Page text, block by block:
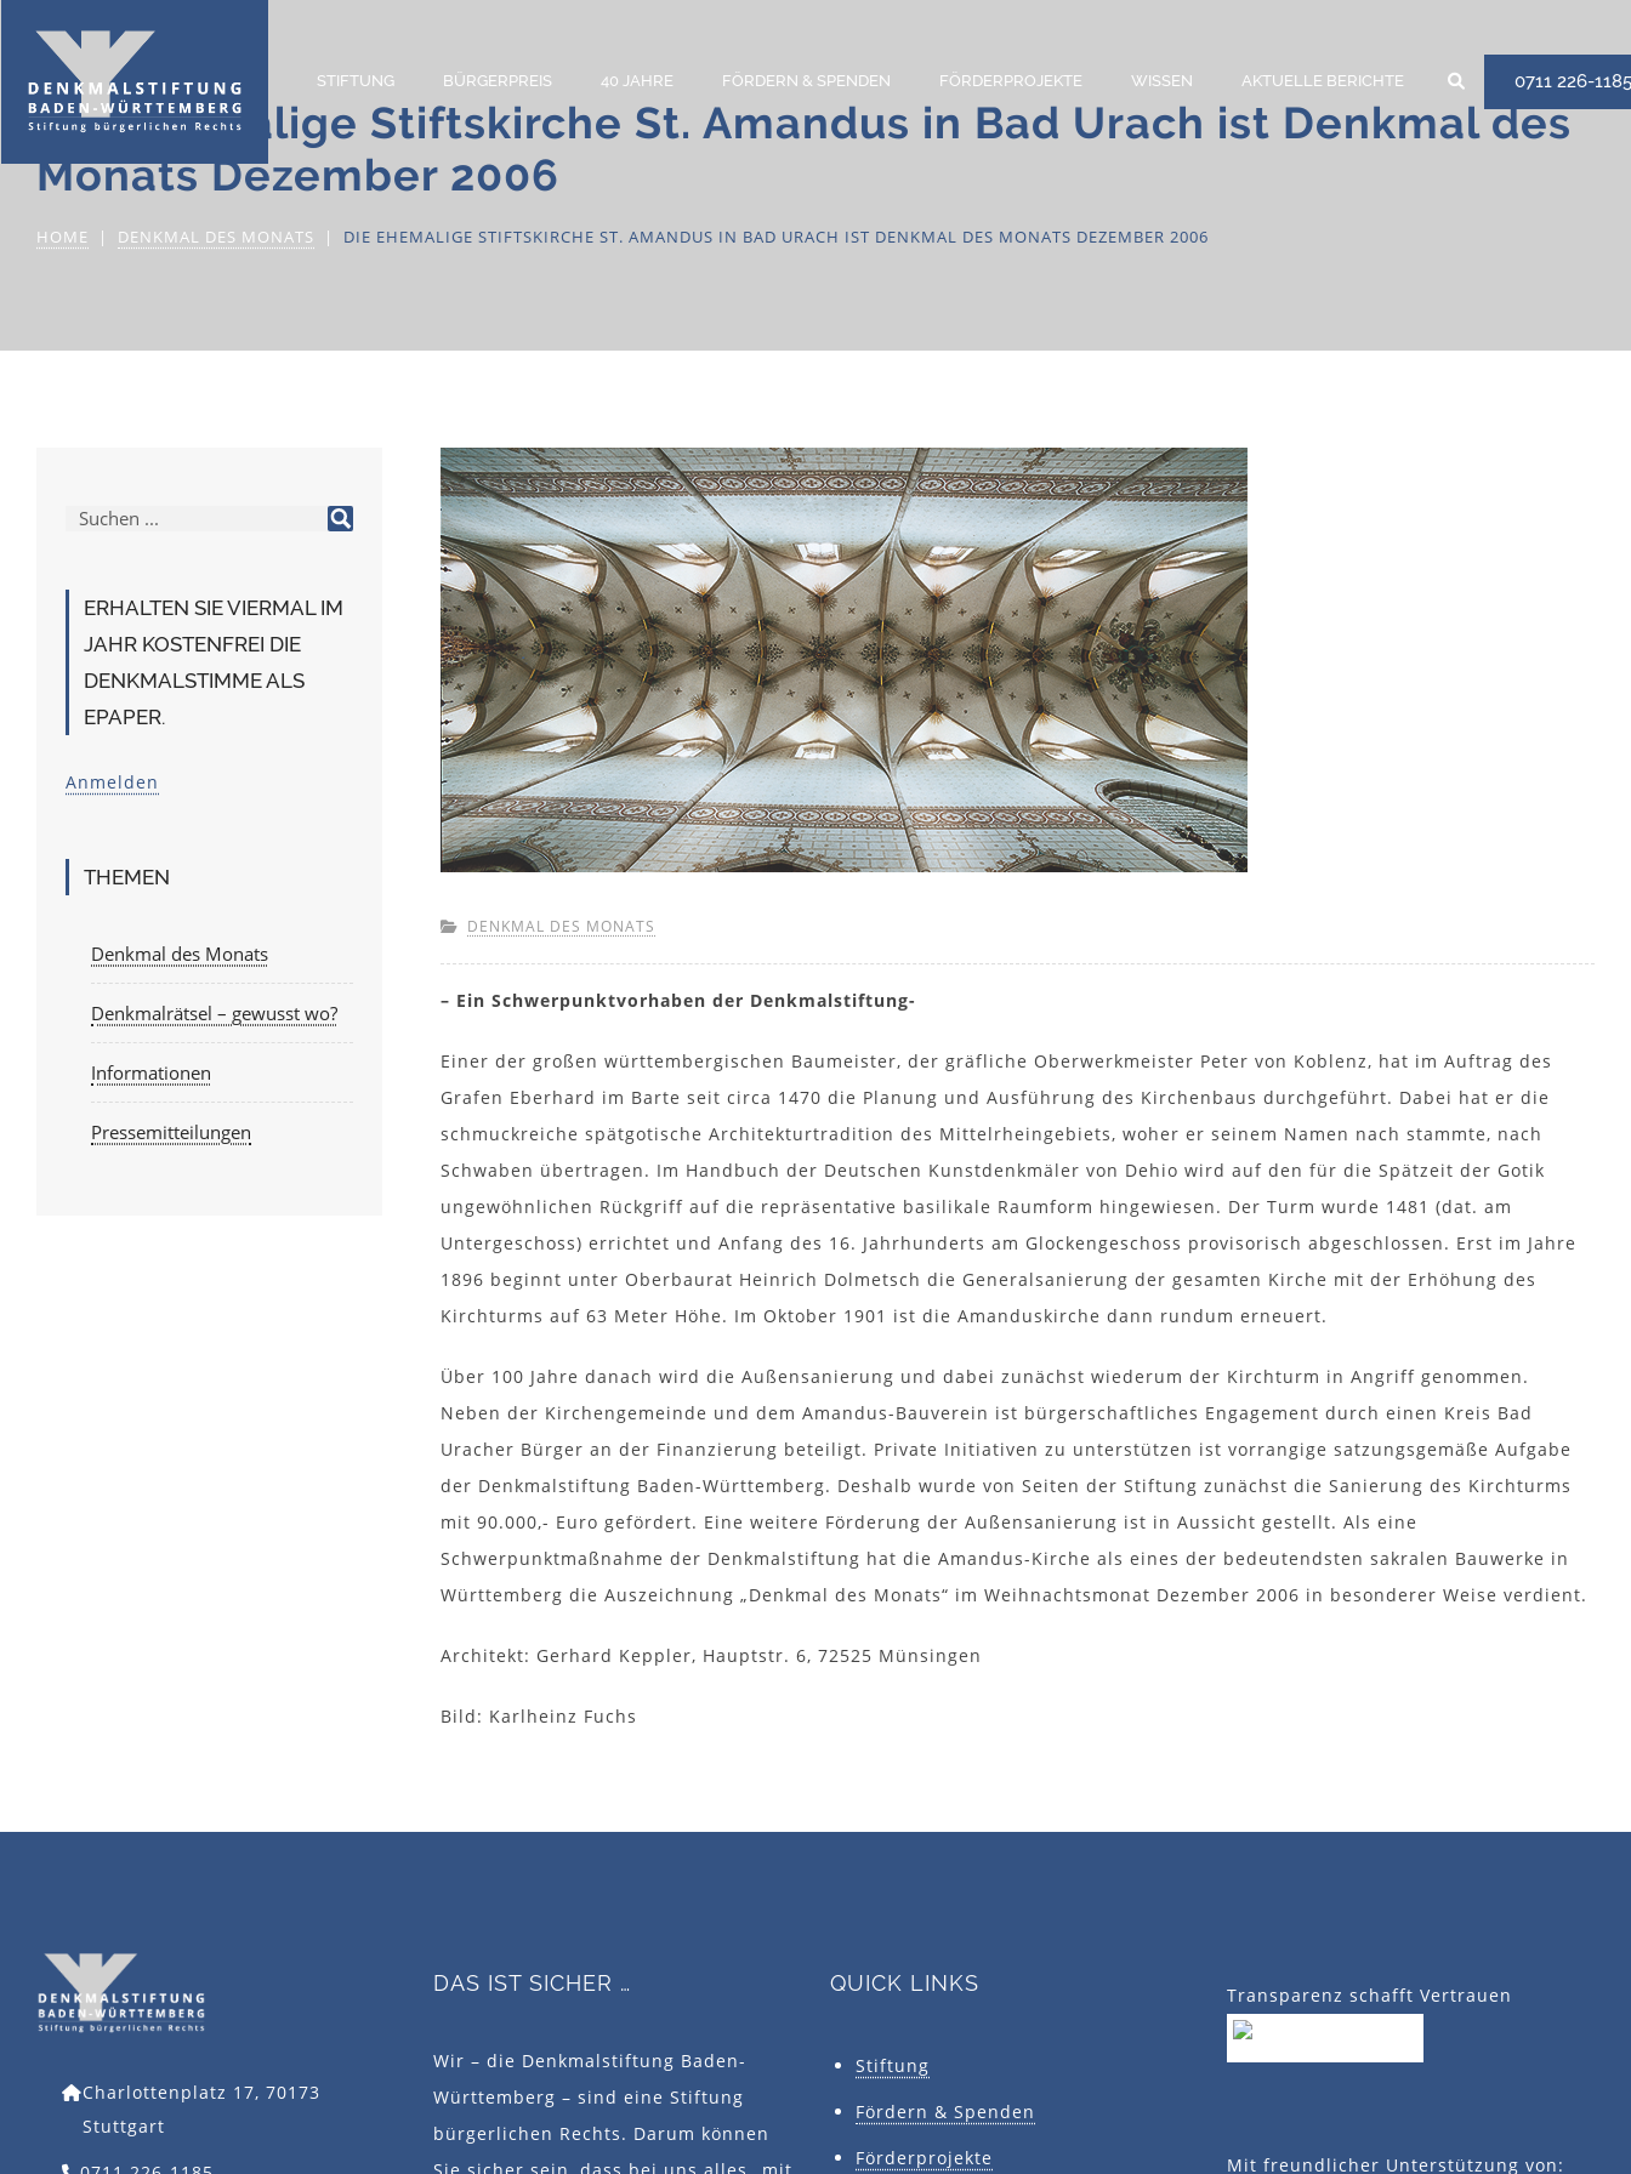
STIFTUNG BÜRGERPREIS 40 JAHRE FÖRDERN & SPENDEN FÖRDERPROJEKTE WISSEN AKTUELLE BERICHTE 0711 226-1185
Die ehemalige Stiftskirche St. Amandus in Bad Urach ist Denkmal des
Monats Dezember 2006
HOME DENKMAL DES MONATS DIE EHEMALIGE STIFTSKIRCHE ST. AMANDUS IN BAD URACH IST DENKMAL DES MONATS DEZEMBER 2006
ERHALTEN SIE VIERMAL IM
JAHR KOSTENFREI DIE
DENKMALSTIMME ALS
EPAPER.
Anmelden
THEMEN
Denkmal des Monats
Denkmalrätsel – gewusst wo?
Informationen
Pressemitteilungen
DENKMAL DES MONATS
– Ein Schwerpunktvorhaben der Denkmalstiftung-
Einer der großen württembergischen Baumeister, der gräfliche Oberwerkmeister Peter von Koblenz, hat im Auftrag des
Grafen Eberhard im Barte seit circa 1470 die Planung und Ausführung des Kirchenbaus durchgeführt. Dabei hat er die
schmuckreiche spätgotische Architekturtradition des Mittelrheingebiets, woher er seinem Namen nach stammte, nach
Schwaben übertragen. Im Handbuch der Deutschen Kunstdenkmäler von Dehio wird auf den für die Spätzeit der Gotik
ungewöhnlichen Rückgriff auf die repräsentative basilikale Raumform hingewiesen. Der Turm wurde 1481 (dat. am
Untergeschoss) errichtet und Anfang des 16. Jahrhunderts am Glockengeschoss provisorisch abgeschlossen. Erst im Jahre
1896 beginnt unter Oberbaurat Heinrich Dolmetsch die Generalsanierung der gesamten Kirche mit der Erhöhung des
Kirchturms auf 63 Meter Höhe. Im Oktober 1901 ist die Amanduskirche dann rundum erneuert.
Über 100 Jahre danach wird die Außensanierung und dabei zunächst wiederum der Kirchturm in Angriff genommen.
Neben der Kirchengemeinde und dem Amandus-Bauverein ist bürgerschaftliches Engagement durch einen Kreis Bad
Uracher Bürger an der Finanzierung beteiligt. Private Initiativen zu unterstützen ist vorrangige satzungsgemäße Aufgabe
der Denkmalstiftung Baden-Württemberg. Deshalb wurde von Seiten der Stiftung zunächst die Sanierung des Kirchturms
mit 90.000,- Euro gefördert. Eine weitere Förderung der Außensanierung ist in Aussicht gestellt. Als eine
Schwerpunktmaßnahme der Denkmalstiftung hat die Amandus-Kirche als eines der bedeutendsten sakralen Bauwerke in
Württemberg die Auszeichnung „Denkmal des Monats“ im Weihnachtsmonat Dezember 2006 in besonderer Weise verdient.
Architekt: Gerhard Keppler, Hauptstr. 6, 72525 Münsingen
Bild: Karlheinz Fuchs
Charlottenplatz 17, 70173
Stuttgart
DAS IST SICHER …
Wir – die Denkmalstiftung Baden-
Württemberg – sind eine Stiftung
bürgerlichen Rechts. Darum können
QUICK LINKS
Stiftung
Fördern & Spenden
Förderprojekte
Transparenz schafft Vertrauen
Mit freundlicher Unterstützung von: